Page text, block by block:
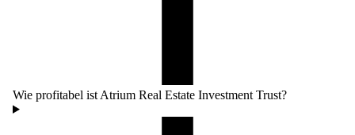
Wie profitabel ist Atrium Real Estate Investment Trust?